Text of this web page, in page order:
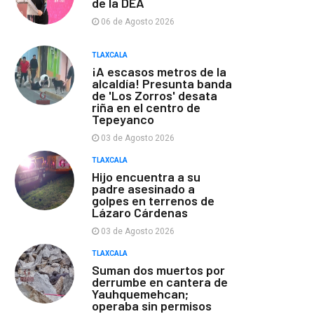
06 de Agosto 2026
TLAXCALA
¡A escasos metros de la
alcaldía! Presunta banda
de 'Los Zorros' desata
riña en el centro de
Tepeyanco
03 de Agosto 2026
TLAXCALA
Hijo encuentra a su
padre asesinado a
golpes en terrenos de
Lázaro Cárdenas
03 de Agosto 2026
TLAXCALA
Suman dos muertos por
derrumbe en cantera de
Yauhquemehcan;
operaba sin permisos